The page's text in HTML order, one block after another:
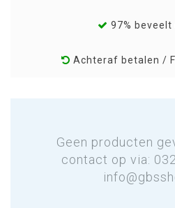
97% beveelt
Achteraf betalen /
Geen producten
contact op via: